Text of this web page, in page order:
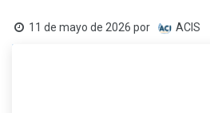
11 de mayo de 2026 por ACIS